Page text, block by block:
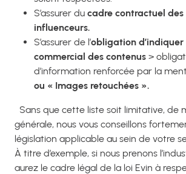
S’assurer du cadre contractuel
influenceurs.
S’assurer de l’obligation
commercial des contenus >
d’information renforcée par la
ou « Images retouchées ».
Sans que cette liste soit limitative, de
générale, nous vous conseillons
législation applicable au sein de votre
À titre d’exemple, si nous prenons
aurez le cadre légal de la loi Evin à